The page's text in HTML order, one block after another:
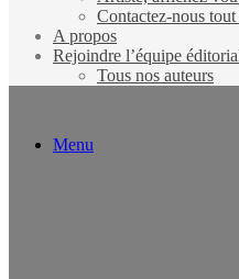
Contactez-nous
A propos
Rejoindre l’équipe
Tous nos auteurs
Menu